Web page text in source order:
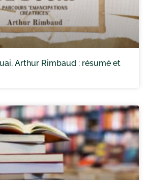
Arthur Rimbaud : résumé et